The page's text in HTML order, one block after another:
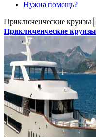
Нужна помощь?
Приключенческие круизы
Приключенческие круизы